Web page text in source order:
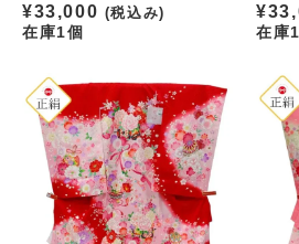
¥33,000 (税込み)
在庫1個
¥
在庫